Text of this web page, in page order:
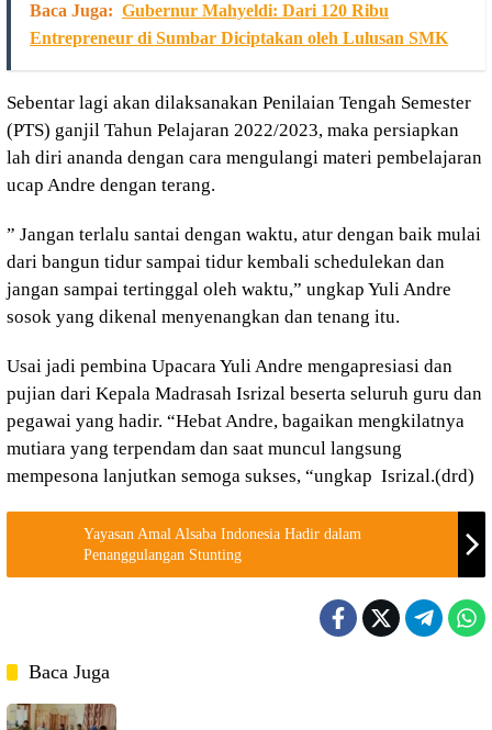
Baca Juga: Gubernur Mahyeldi: Dari 120 Ribu
Entrepreneur di Sumbar Diciptakan oleh Lulusan SMK
Sebentar lagi akan dilaksanakan Penilaian Tengah Semester
(PTS) ganjil Tahun Pelajaran 2022/2023, maka persiapkan
lah diri ananda dengan cara mengulangi materi pembelajaran
ucap Andre dengan terang.
” Jangan terlalu santai dengan waktu, atur dengan baik mulai
dari bangun tidur sampai tidur kembali schedulekan dan
jangan sampai tertinggal oleh waktu,” ungkap Yuli Andre
sosok yang dikenal menyenangkan dan tenang itu.
Usai jadi pembina Upacara Yuli Andre mengapresiasi dan
pujian dari Kepala Madrasah Isrizal beserta seluruh guru dan
pegawai yang hadir. “Hebat Andre, bagaikan mengkilatnya
mutiara yang terpendam dan saat muncul langsung
mempesona lanjutkan semoga sukses, “ungkap Isrizal.(drd)
Yayasan Amal Alsaba Indonesia Hadir dalam
Penanggulangan Stunting
Baca Juga